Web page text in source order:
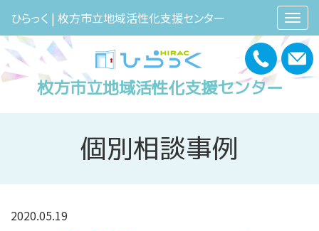
ひらっく | 枚方市立地域活性化支援センター
枚方市立地域活性化支援センター
個別相談事例
2020.05.19